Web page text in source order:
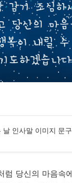
날 인사말 이미지 문
럼 당신의 마음속